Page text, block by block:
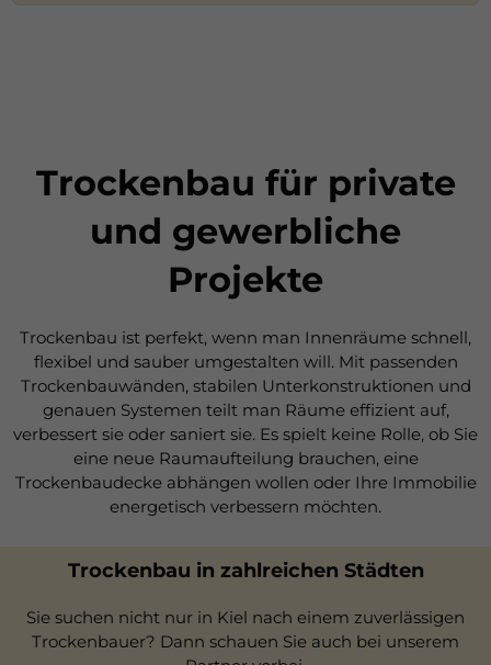
Trockenbau für private
und gewerbliche
Projekte
Trockenbau ist perfekt, wenn man Innenräume schnell,
flexibel und sauber umgestalten will. Mit passenden
Trockenbauwänden, stabilen Unterkonstruktionen und
genauen Systemen teilt man Räume effizient auf,
verbessert sie oder saniert sie. Es spielt keine Rolle, ob Sie
eine neue Raumaufteilung brauchen, eine
Trockenbaudecke abhängen wollen oder Ihre Immobilie
energetisch verbessern möchten.
Trockenbau in zahlreichen Städten
Sie suchen nicht nur in Kiel nach einem zuverlässigen
Trockenbauer? Dann schauen Sie auch bei unserem